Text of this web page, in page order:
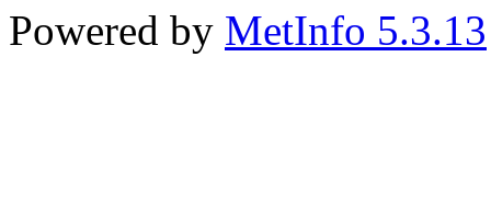
Powered by MetInfo 5.3.13